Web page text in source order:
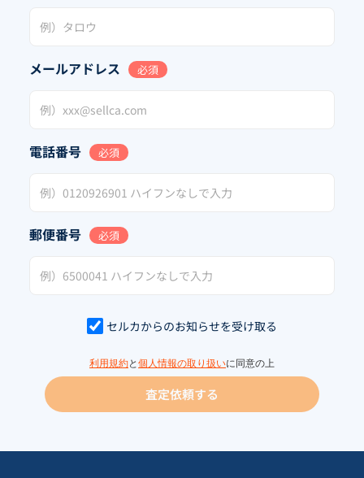
メールアドレス 必須
電話番号 必須
郵便番号 必須
セルカからのお知らせを受け取る
利用規約と 個人情報の取り扱いに同意の上
査定依頼する